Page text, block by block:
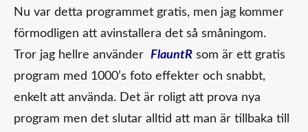
Nu var detta programmet gratis, men jag kommer
förmodligen att avinstallera det så småningom.
Tror jag hellre använder FlauntR som är ett gratis
program med 1000’s foto effekter och snabbt,
enkelt att använda. Det är roligt att prova nya
program men det slutar alltid att man är tillbaka till